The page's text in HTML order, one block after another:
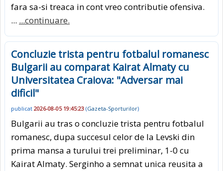
fara sa-si treaca in cont vreo contributie ofensiva.
... ...continuare.
Concluzie trista pentru fotbalul romanesc
Bulgarii au comparat Kairat Almaty cu
Universitatea Craiova: "Adversar mai
dificil"
publicat 2026-08-05 19:45:23 (Gazeta-Sporturilor)
Bulgarii au tras o concluzie trista pentru fotbalul
romanesc, dupa succesul celor de la Levski din
prima mansa a turului trei preliminar, 1-0 cu
Kairat Almaty. Serginho a semnat unica reusita a